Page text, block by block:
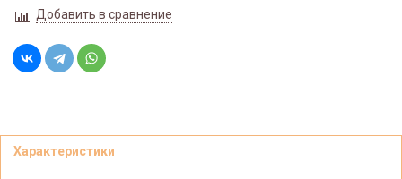
Добавить в сравнение
Характеристики